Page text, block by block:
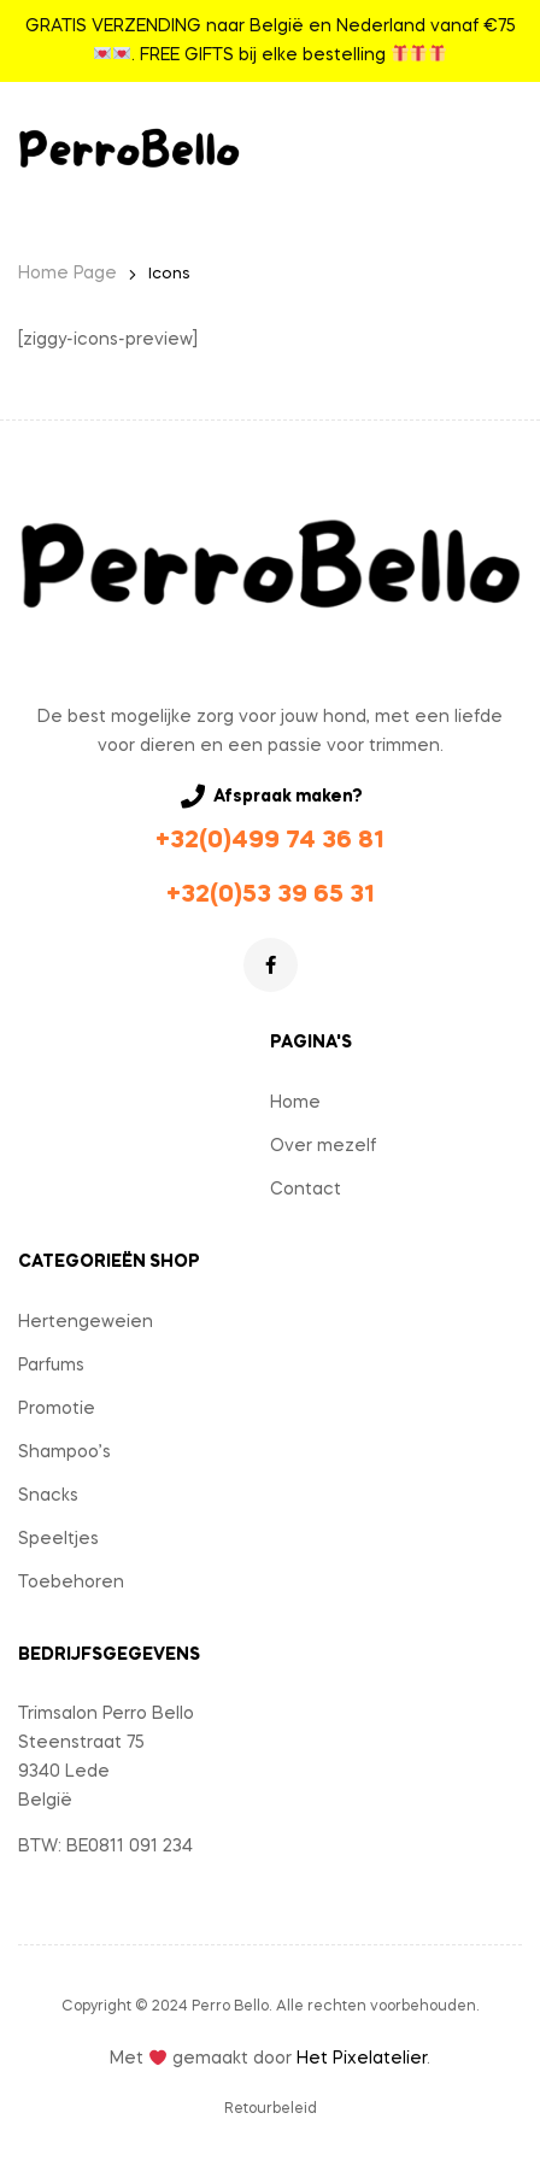
GRATIS VERZENDING naar België en Nederland vanaf €75
. FREE GIFTS bij elke bestelling
Home Page Icons
[ziggy-icons-preview]
De best mogelijke zorg voor jouw hond, met een liefde
voor dieren en een passie voor trimmen.
Afspraak maken?
+32(0)499 74 36 81
+32(0)53 39 65 31
PAGINA'S
Home
Over mezelf
Contact
CATEGORIEËN SHOP
Hertengeweien
Parfums
Promotie
Shampoo’s
Snacks
Speeltjes
Toebehoren
BEDRIJFSGEGEVENS
Trimsalon Perro Bello
Steenstraat 75
9340 Lede
België
BTW: BE0811 091 234
Copyright © 2024 Perro Bello. Alle rechten voorbehouden.
Met gemaakt door Het Pixelatelier.
Retourbeleid